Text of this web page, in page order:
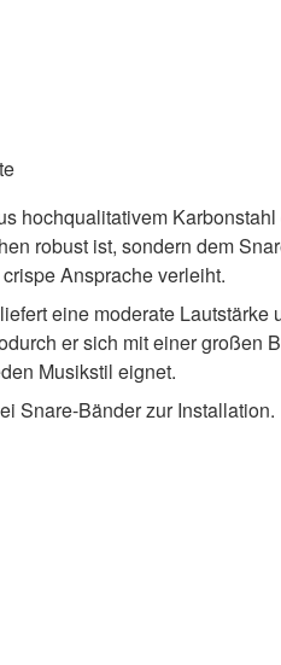
hochqualitativem
robust ist, sondern dem
Ansprache verleiht.
eine moderate Lautstärke
er sich mit einer großen
Musikstil eignet.
Snare-Bänder zur Installation.